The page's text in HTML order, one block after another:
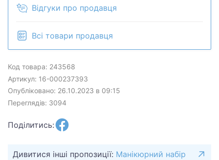
Відгуки про продавця
Всі товари продавця
Код товара: 243568
Артикул: 16-000237393
Опубліковано: 26.10.2023 в 09:15
Переглядів: 3094
Поділитись:
Дивитися інші пропозиції: Манікюрний набір